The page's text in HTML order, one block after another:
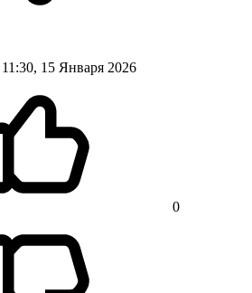
11:30, 15 Января 2026
0